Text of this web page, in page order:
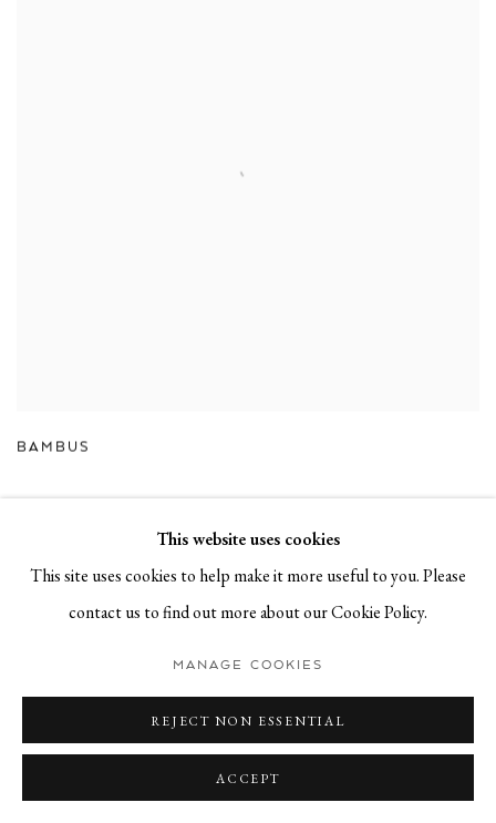
BAMBUS
This website uses cookies
This site uses cookies to help make it more useful to you. Please
contact us to find out more about our Cookie Policy.
MANAGE COOKIES
REJECT NON ESSENTIAL
ACCEPT